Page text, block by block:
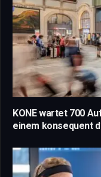
KONE wartet 700
einem konsequent